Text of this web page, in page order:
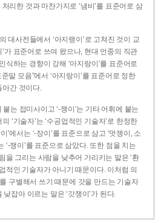
처리한 것과 마찬가지로 ‘냄비’를 표준어로 삼
대사전들에서 ‘아지랭이’로 고쳐진 것이 교
가 표준어로 쓰여 왔으나, 현대 언중의 직관
식하는 경향이 강해 ‘아지랑이’를 표준어로
말 모음”에서 ‘아지랑이’를 표준어로 정한
아간 것이다.
붙는 접미사이고 ‘-쟁이’는 기타 어휘에 붙는
‘기술자’는 ‘수공업적인 기술자’로 한정한
’에서는 ‘-장이’를 표준으로 삼고 ‘멋쟁이, 소
‘-쟁이’를 표준으로 삼았다. 또한 점을 치는
을 그리는 사람을 낮추어 가리키는 말은 ‘환
적인 기술자가 아니기 때문이다. 이처럼 의
를 구별해서 쓰기 때문에 갓을 만드는 기술자
낮잡아 이르는 말은 ‘갓쟁이’가 된다.